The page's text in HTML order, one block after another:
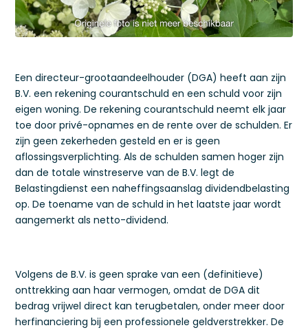
Een directeur-grootaandeelhouder (DGA) heeft aan zijn
B.V. een rekening courantschuld en een schuld voor zijn
eigen woning. De rekening courantschuld neemt elk jaar
toe door privé-opnames en de rente over de schulden. Er
zijn geen zekerheden gesteld en er is geen
aflossingsverplichting. Als de schulden samen hoger zijn
dan de totale winstreserve van de B.V. legt de
Belastingdienst een naheffingsaanslag dividendbelasting
op. De toename van de schuld in het laatste jaar wordt
aangemerkt als netto-dividend.
Volgens de B.V. is geen sprake van een (definitieve)
onttrekking aan haar vermogen, omdat de DGA dit
bedrag vrijwel direct kan terugbetalen, onder meer door
herfinanciering bij een professionele geldverstrekker. De